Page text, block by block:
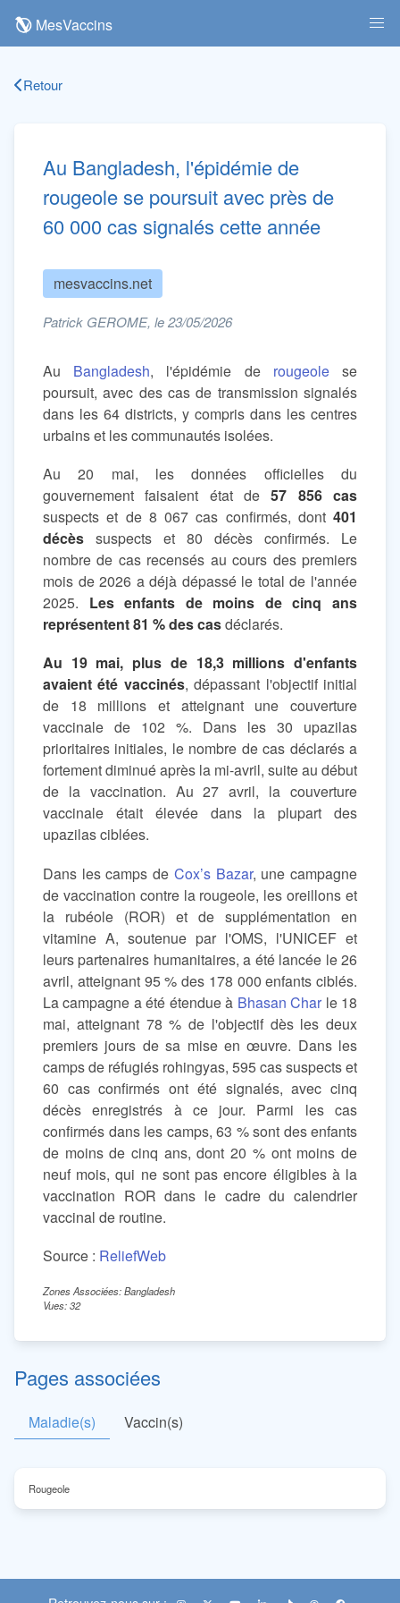
MesVaccins
Retour
Au Bangladesh, l'épidémie de
rougeole se poursuit avec près de
60 000 cas signalés cette année
mesvaccins.net
Patrick GEROME, le 23/05/2026
Au Bangladesh, l'épidémie de rougeolese
poursuit, avec des cas de transmission signalés
dans les 64 districts, y compris dans les centres
urbains et les communautés isolées.
Au 20 mai, les données officielles du
gouvernement faisaient état de57 856 cas
suspects et de 8 067 cas confirmés, dont 401
décès suspects et 80 décès confirmés. Le
nombre de cas recensés au cours des premiers
mois de 2026 a déjà dépassé le total de l'année
2025. Les enfants de moins de cinq ans
représentent 81 % des casdéclarés.
Au 19 mai, plus de 18,3 millions d'enfants
avaient été vaccinés, dépassant l'objectif initial
de 18 millions et atteignant une couverture
vaccinale de 102 %. Dans les 30 upazilas
prioritaires initiales, le nombre de cas déclarés a
fortement diminué après la mi-avril, suite au début
de la vaccination. Au 27 avril, la couverture
vaccinale était élevée dans la plupart des
upazilas ciblées.
Dans les camps de Cox’s Bazar, une campagne
de vaccination contre la rougeole, les oreillons et
la rubéole (ROR) et de supplémentation en
vitamine A, soutenue par l'OMS, l'UNICEF et
leurs partenaires humanitaires, a été lancée le 26
avril, atteignant 95 % des 178 000 enfants ciblés.
La campagne a été étendue à Bhasan Char le 18
mai, atteignant 78 % de l'objectif dès les deux
premiers jours de sa mise en œuvre. Dans les
camps de réfugiés rohingyas, 595 cas suspects et
60 cas confirmés ont été signalés, avec cinq
décès enregistrés à ce jour. Parmi les cas
confirmés dans les camps, 63 % sont des enfants
de moins de cinq ans, dont 20 % ont moins de
neuf mois, qui ne sont pas encore éligibles à la
vaccination ROR dans le cadre du calendrier
vaccinal de routine.
Source : ReliefWeb
Zones Associées: Bangladesh
Vues: 32
Pages associées
Maladie(s) Vaccin(s)
Rougeole